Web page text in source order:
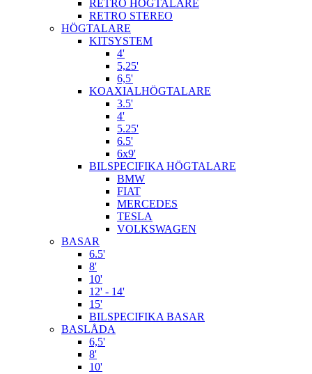
RETRO HÖGTALARE
RETRO STEREO
HÖGTALARE
KITSYSTEM
4'
5,25'
6,5'
KOAXIALHÖGTALARE
3.5'
4'
5.25'
6.5'
6x9'
BILSPECIFIKA HÖGTALARE
BMW
FIAT
MERCEDES
TESLA
VOLKSWAGEN
BASAR
6.5'
8'
10'
12' - 14'
15'
BILSPECIFIKA BASAR
BASLÅDA
6,5'
8'
10'